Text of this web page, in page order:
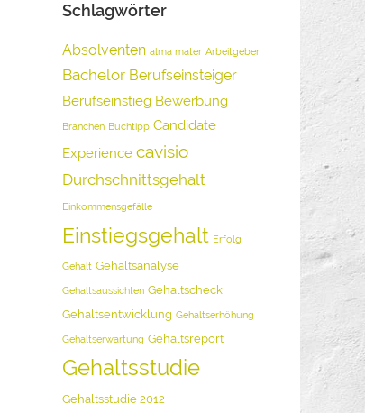
Schlagwörter
Absolventen alma mater Arbeitgeber
Bachelor Berufseinsteiger
Berufseinstieg Bewerbung
Branchen Buchtipp Candidate
Experience cavisio
Durchschnittsgehalt
Einkommensgefälle
Einstiegsgehalt Erfolg
Gehalt Gehaltsanalyse
Gehaltsaussichten Gehaltscheck
Gehaltsentwicklung Gehaltserhöhung
Gehaltserwartung Gehaltsreport
Gehaltsstudie
Gehaltsstudie 2012